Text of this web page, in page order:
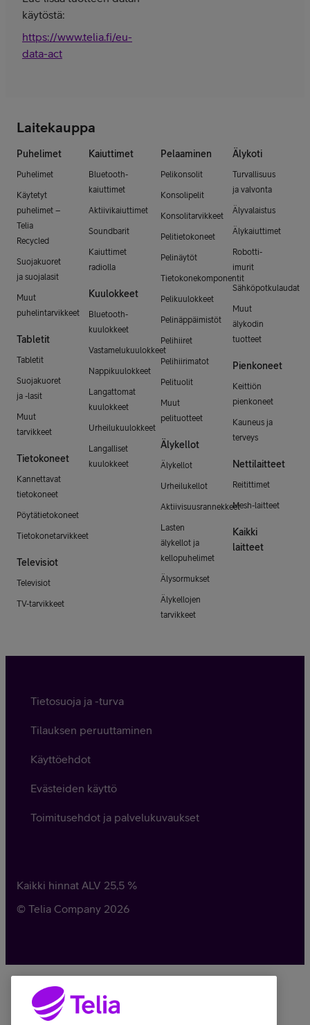
käytöstä:
https://www.telia.fi/eu-
data-act
Laitekauppa
Puhelimet
Puhelimet
Käytetyt
puhelimet –
Telia
Recycled
Suojakuoret
ja suojalasit
Muut
puhelintarvikkeet
Tabletit
Tabletit
Suojakuoret
ja -lasit
Muut
tarvikkeet
Tietokoneet
Kannettavat
tietokoneet
Pöytätietokoneet
Tietokonetarvikkeet
Televisiot
Televisiot
TV-tarvikkeet
Kaiuttimet
Bluetooth-
kaiuttimet
Aktiivikaiuttimet
Soundbarit
Kaiuttimet
radiolla
Kuulokkeet
Bluetooth-
kuulokkeet
Vastamelukuulokkeet
Nappikuulokkeet
Langattomat
kuulokkeet
Urheilukuulokkeet
Langalliset
kuulokkeet
Pelaaminen
Pelikonsolit
Konsolipelit
Konsolitarvikkeet
Pelitietokoneet
Pelinäytöt
Tietokonekomponentit
Pelikuulokkeet
Pelinäppäimistöt
Pelihiiret
Pelihiirimatot
Pelituolit
Muut
pelituotteet
Älykellot
Älykellot
Urheilukellot
Aktiivisuusrannekkeet
Lasten
älykellot ja
kellopuhelimet
Älysormukset
Älykellojen
tarvikkeet
Älykoti
Turvallisuus
ja valvonta
Älyvalaistus
Älykaiuttimet
Robotti-
imurit
Sähköpotkulaudat
Muut
älykodin
tuotteet
Pienkoneet
Keittiön
pienkoneet
Kauneus ja
terveys
Nettilaitteet
Reitittimet
Mesh-laitteet
Kaikki
laitteet
Tietosuoja ja -turva
Tilauksen peruuttaminen
Käyttöehdot
Evästeiden käyttö
Toimitusehdot ja palvelukuvaukset
Kaikki hinnat ALV 25,5 %
© Telia Company 2026